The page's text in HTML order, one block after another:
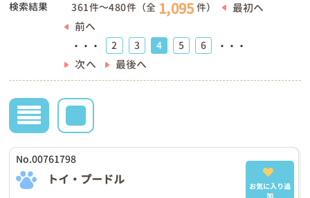
検索結果 361件～480件（全 1,095 件）
最初へ
前へ
・・・ 2 3 4 5 6 ・・・
次へ 最後へ
No.00761798
トイ・プードル
お気に入り追
加